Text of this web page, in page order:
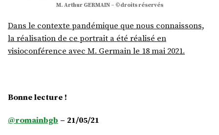
M. Arthur GERMAIN – ©droits réservés
Dans le contexte pandémique que nous connaissons,
la réalisation de ce portrait a été réalisé en
visioconférence avec M. Germain le 18 mai 2021.
Bonne lecture !
@romainbgb – 21/05/21